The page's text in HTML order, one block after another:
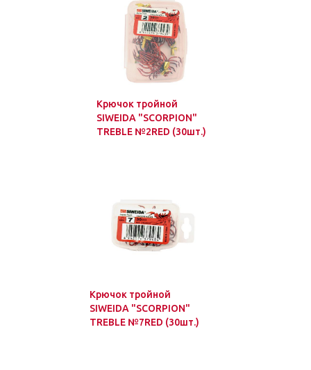
Крючок тройной
SIWEIDA "SCORPION"
TREBLE №2RED (30шт.)
Крючок тройной
SIWEIDA "SCORPION"
TREBLE №7RED (30шт.)